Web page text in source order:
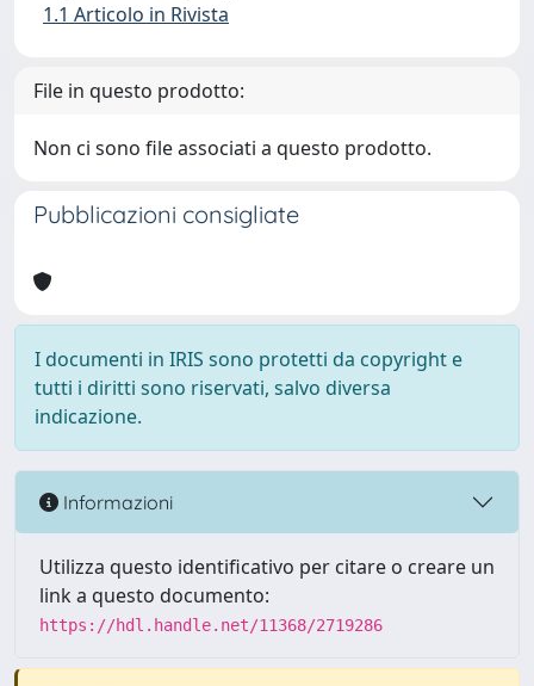
1.1 Articolo in Rivista
File in questo prodotto:
Non ci sono file associati a questo prodotto.
Pubblicazioni consigliate
I documenti in IRIS sono protetti da copyright e
tutti i diritti sono riservati, salvo diversa
indicazione.
Informazioni
Utilizza questo identificativo per citare o creare un
link a questo documento:
https://hdl.handle.net/11368/2719286